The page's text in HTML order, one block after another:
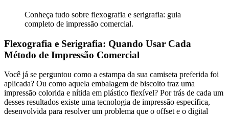
Conheça tudo sobre flexografia e serigrafia: guia
completo de impressão comercial.
Flexografia e Serigrafia: Quando Usar Cada
Método de Impressão Comercial
Você já se perguntou como a estampa da sua camiseta preferida foi
aplicada? Ou como aquela embalagem de biscoito traz uma
impressão colorida e nítida em plástico flexível? Por trás de cada um
desses resultados existe uma tecnologia de impressão específica,
desenvolvida para resolver um problema que o offset e o digital